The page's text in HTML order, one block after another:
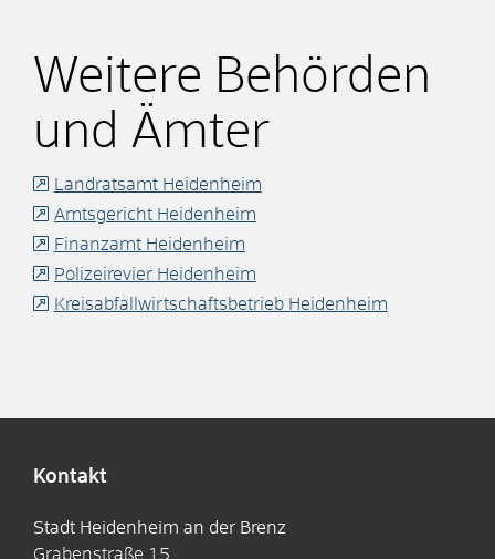
Weitere Behörden
und Ämter
Landratsamt Heidenheim
Amtsgericht Heidenheim
Finanzamt Heidenheim
Polizeirevier Heidenheim
Kreisabfallwirtschaftsbetrieb Heidenheim
Kontakt
Stadt Heidenheim an der Brenz
Grabenstraße 15